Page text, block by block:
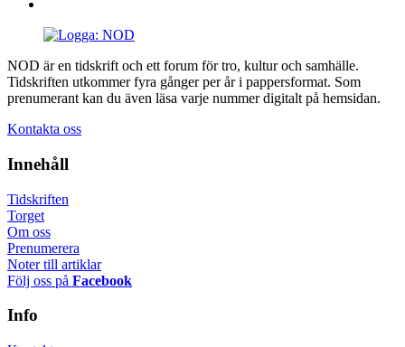
NOD är en tidskrift och ett forum för tro, kultur och samhälle.
Tidskriften utkommer fyra gånger per år i pappersformat. Som
prenumerant kan du även läsa varje nummer digitalt på hemsidan.
Kontakta oss
Innehåll
Tidskriften
Torget
Om oss
Prenumerera
Noter till artiklar
Följ oss på Facebook
Info